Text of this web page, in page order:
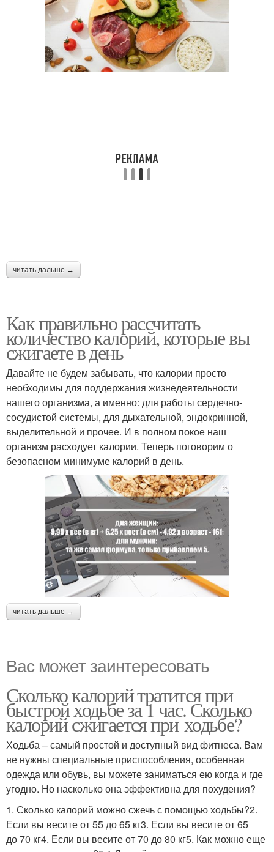
читать дальше →
Как правильно рассчитать
количество калорий, которые вы
сжигаете в день
Давайте не будем забывать, что калории просто
необходимы для поддержания жизнедеятельности
нашего организма, а именно: для работы сердечно-
сосудистой системы, для дыхательной, эндокринной,
выделительной и прочее. И в полном покое наш
организм расходует калории. Теперь поговорим о
безопасном минимуме калорий в день.
читать дальше →
Вас может заинтересовать
Сколько калорий тратится при
быстрой ходьбе за 1 час. Сколько
калорий сжигается при ходьбе?
Ходьба – самый простой и доступный вид фитнеса. Вам
не нужны специальные приспособления, особенная
одежда или обувь, вы можете заниматься ею когда и где
угодно. Но насколько она эффективна для похудения?
1. Сколько калорий можно сжечь с помощью ходьбы?2.
Если вы весите от 55 до 65 кг3. Если вы весите от 65
до 70 кг4. Если вы весите от 70 до 80 кг5. Как можно еще